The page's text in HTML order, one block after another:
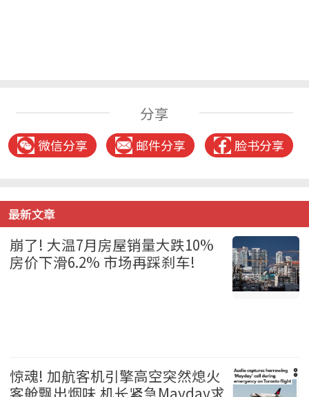
分享
微信分享 邮件分享 脸书分享
最新文章
崩了! 大温7月房屋销量大跌10%
房价下滑6.2% 市场再踩刹车!
惊魂! 加航客机引擎高空突然熄火
客舱飘出烟味 机长紧急Mayday求